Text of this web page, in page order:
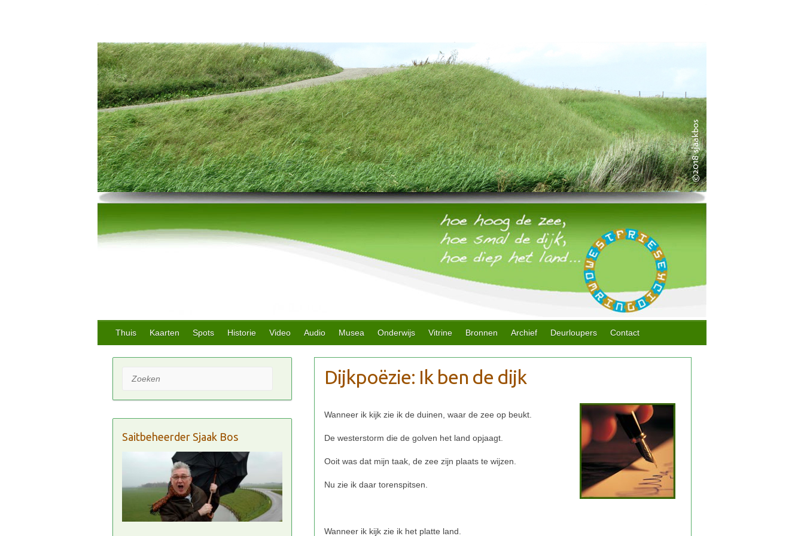
Thuis Kaarten Spots Historie Video Audio Musea Onderwijs Vitrine Bronnen Archief Deurloupers Contact
Zoeken
Saitbeheerder Sjaak Bos